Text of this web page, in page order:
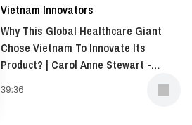
Vietnam Innovators
Why This Global Healthcare Giant
Chose Vietnam To Innovate Its
Product? | Carol Anne Stewart -
East, and Africa (AMEA), Opella | EP
39:36